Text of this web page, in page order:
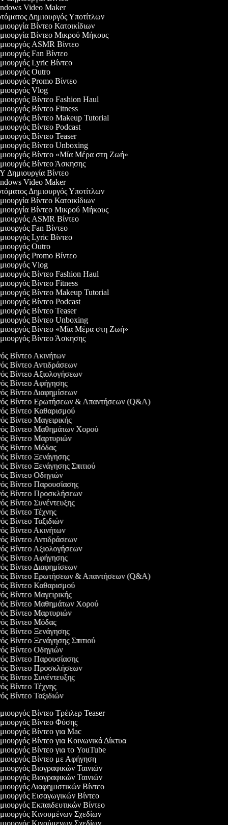
Video Maker
Δημιουργός Υποτίτλων
Βίντεο Κατοικίδιων
Βίντεο Μικρού Μήκους
ASMR Βίντεο
Fan Βίντεο
Lyric Βίντεο
Outro
Promo Βίντεο
Vlog
Βίντεο Fashion Haul
Βίντεο Fitness
Βίντεο Makeup Tutorial
Βίντεο Podcast
Βίντεο Teaser
Βίντεο Unboxing
Βίντεο «Μία Μέρα στη Ζωή»
Βίντεο Άσκησης
Δημιουργία Βίντεο
Video Maker
Δημιουργός Υποτίτλων
Βίντεο Κατοικίδιων
Βίντεο Μικρού Μήκους
ASMR Βίντεο
Fan Βίντεο
Lyric Βίντεο
Outro
Promo Βίντεο
Vlog
Βίντεο Fashion Haul
Βίντεο Fitness
Βίντεο Makeup Tutorial
Βίντεο Podcast
Βίντεο Teaser
Βίντεο Unboxing
Βίντεο «Μία Μέρα στη Ζωή»
Βίντεο Άσκησης
Βίντεο Ακινήτων
Βίντεο Αντιδράσεων
Βίντεο Αξιολογήσεων
Βίντεο Αφήγησης
Βίντεο Διαφημίσεων
Βίντεο Ερωτήσεων & Απαντήσεων (Q&A)
Βίντεο Καθαρισμού
Βίντεο Μαγειρικής
Βίντεο Μαθημάτων Χορού
Βίντεο Μαρτυριών
Βίντεο Μόδας
Βίντεο Ξενάγησης
Βίντεο Ξενάγησης Σπιτιού
Βίντεο Οδηγιών
Βίντεο Παρουσίασης
Βίντεο Προσκλήσεων
Βίντεο Συνέντευξης
Βίντεο Τέχνης
Βίντεο Ταξιδιών
Βίντεο Ακινήτων
Βίντεο Αντιδράσεων
Βίντεο Αξιολογήσεων
Βίντεο Αφήγησης
Βίντεο Διαφημίσεων
Βίντεο Ερωτήσεων & Απαντήσεων (Q&A)
Βίντεο Καθαρισμού
Βίντεο Μαγειρικής
Βίντεο Μαθημάτων Χορού
Βίντεο Μαρτυριών
Βίντεο Μόδας
Βίντεο Ξενάγησης
Βίντεο Ξενάγησης Σπιτιού
Βίντεο Οδηγιών
Βίντεο Παρουσίασης
Βίντεο Προσκλήσεων
Βίντεο Συνέντευξης
Βίντεο Τέχνης
Βίντεο Ταξιδιών
Βίντεο Τρέιλερ Teaser
Βίντεο Φύσης
Βίντεο για Mac
Βίντεο για Κοινωνικά Δίκτυα
Βίντεο για το YouTube
Βίντεο με Αφήγηση
Βιογραφικών Ταινιών
Βιογραφικών Ταινιών
Διαφημιστικών Βίντεο
Εισαγωγικών Βίντεο
Εκπαιδευτικών Βίντεο
Κινουμένων Σχεδίων